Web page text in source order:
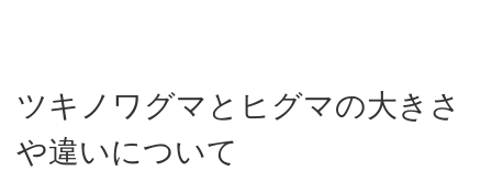
ツキノワグマとヒグマの大きさ
や違いについて